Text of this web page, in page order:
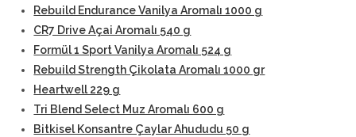
Rebuild Endurance Vanilya Aromalı 1000 g
CR7 Drive Açai Aromalı 540 g
Formül 1 Sport Vanilya Aromalı 524 g
Rebuild Strength Çikolata Aromalı 1000 gr
Heartwell 229 g
Tri Blend Select Muz Aromalı 600 g
Bitkisel Konsantre Çaylar Ahududu 50 g